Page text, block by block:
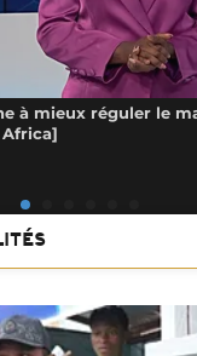
à mieux réguler le